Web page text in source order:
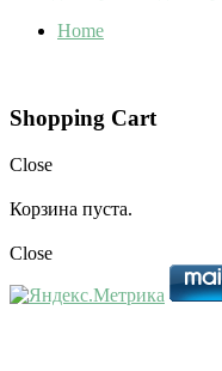
Home
Shopping Cart
Close
Корзина пуста.
Close